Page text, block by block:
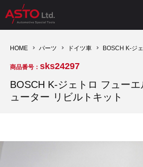
診断機（16）
キープログラマー（4）
診断テスター（10）
キープログラマー（20）
HCB TOOLS（45）
AST TOOLS（51）
オシロスコープ（2）
オシロ関連商品（9）
ドイツ車（427）
イタリア/フランス車（145）
現品修理（77）
リビルト品（58）
オシロスコープ（10）
アクセサリー（13）
HOME パーツ ドイツ車 BOSCH K-ジ
商品番号： sks24297
BOSCH K-ジェトロ フュー
ューター リビルトキット